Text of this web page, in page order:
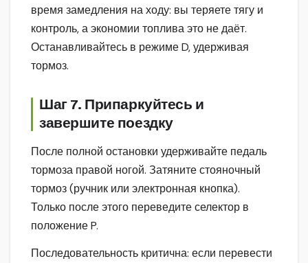
время замедления на ходу: вы теряете тягу и
контроль, а экономии топлива это не даёт.
Останавливайтесь в режиме D, удерживая
тормоз.
Шаг 7. Припаркуйтесь и
завершите поездку
После полной остановки удерживайте педаль
тормоза правой ногой. Затяните стояночный
тормоз (ручник или электронная кнопка).
Только после этого переведите селектор в
положение P.
Последовательность критична: если перевести